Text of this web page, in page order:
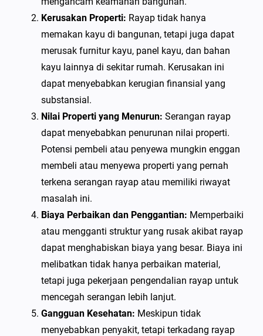
Kerusakan Properti: Rayap tidak hanya
memakan kayu di bangunan, tetapi juga dapat
merusak furnitur kayu, panel kayu, dan bahan
kayu lainnya di sekitar rumah. Kerusakan ini
dapat menyebabkan kerugian finansial yang
substansial.
Nilai Properti yang Menurun: Serangan rayap
dapat menyebabkan penurunan nilai properti.
Potensi pembeli atau penyewa mungkin enggan
membeli atau menyewa properti yang pernah
terkena serangan rayap atau memiliki riwayat
masalah ini.
Biaya Perbaikan dan Penggantian: Memperbaiki
atau mengganti struktur yang rusak akibat rayap
dapat menghabiskan biaya yang besar. Biaya ini
melibatkan tidak hanya perbaikan material,
tetapi juga pekerjaan pengendalian rayap untuk
mencegah serangan lebih lanjut.
Gangguan Kesehatan: Meskipun tidak
menyebabkan penyakit, tetapi terkadang rayap